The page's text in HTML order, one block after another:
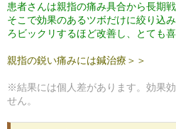
患者さんは親指の痛み具合から長期
そこで効果のあるツボだけに絞り込
ろビックリするほど改善し、とても
親指の鋭い痛みには鍼治療＞＞
※結果には個人差があります。効果
せん。